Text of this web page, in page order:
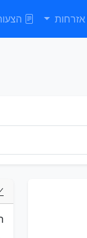
אזרחות